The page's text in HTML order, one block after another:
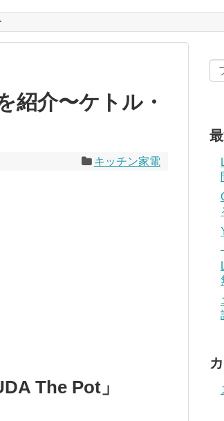
紹介〜ケトル・
キッチン家電
The Pot」